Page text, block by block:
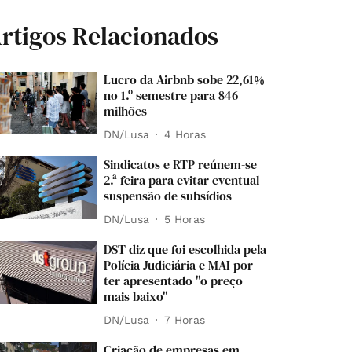
Relacionados
Lucro da Airbnb sobe 22,61%
no 1.º semestre para 846
milhões
DN/Lusa 4 Horas
Sindicatos e RTP reúnem-se
2.ª feira para evitar eventual
suspensão de subsídios
DN/Lusa 5 Horas
DST diz que foi escolhida pela
Polícia Judiciária e MAI por
ter apresentado "o preço
mais baixo"
DN/Lusa 7 Horas